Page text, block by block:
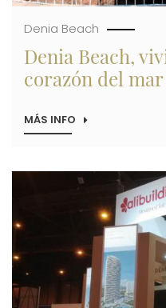
Denia Beach
Denia Beach,
corazón del
MÁS INFO SOBRE
EN
EL
CORAZÓN
DEL
MAR
A
LOS
PIES
DEL
SOL